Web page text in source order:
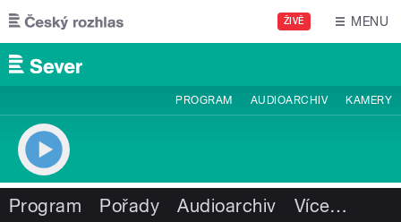
Přejít k hlavnímu obsahu
ŽIVĚ MENU
PROGRAM AUDIOARCHIV KAMERY
Program Pořady Audioarchiv Více…